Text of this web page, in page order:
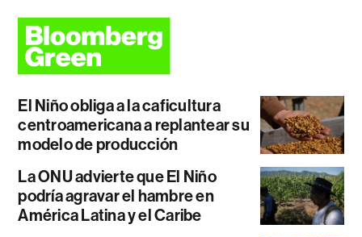
El Niño obliga a la caficultura
centroamericana a replantear su
modelo de producción
La ONU advierte que El Niño
podría agravar el hambre en
América Latina y el Caribe